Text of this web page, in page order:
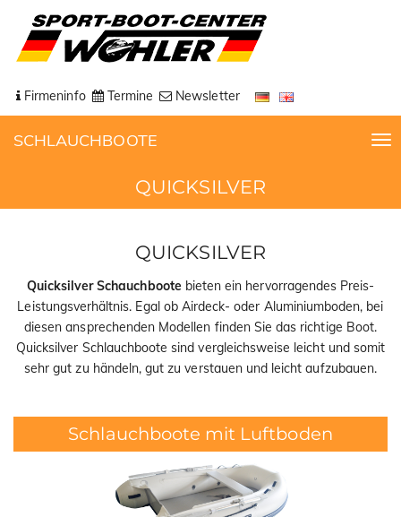
Firmeninfo Termine Newsletter
SCHLAUCHBOOTE
T
v
g
n
QUICKSILVER
QUICKSILVER
Quicksilver Schauchbootebieten ein hervorragendes Preis-
Leistungsverhältnis. Egal ob Airdeck- oder Aluminiumboden, bei
diesen ansprechenden Modellen finden Sie das richtige Boot.
Quicksilver Schlauchboote sind vergleichsweise leicht und somit
sehr gut zu händeln, gut zu verstauen und leicht aufzubauen.
Schlauchboote mit Luftboden